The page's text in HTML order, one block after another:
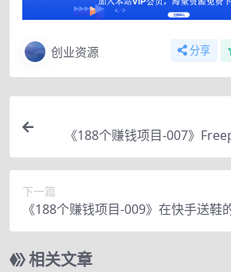
创业资源 分享
《188个赚钱项目-007》
目，只干一次
下一篇
《188个赚钱项目-009》在快手送鞋
送鞋居然也有钱赚，而且还不少
相关文章